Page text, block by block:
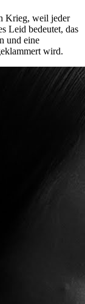
Krieg, weil jeder
Leid bedeutet, das
und eine
wird.